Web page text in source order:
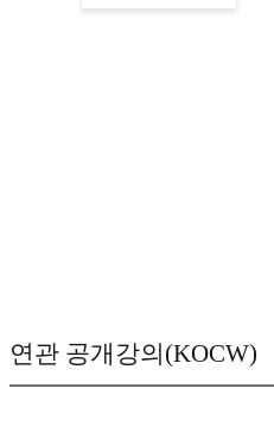
연관 공개강의(KOCW)